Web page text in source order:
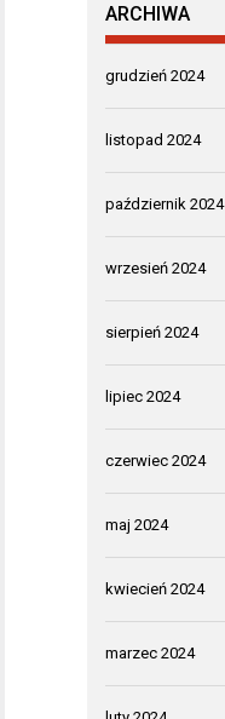
ARCHIWA
grudzień 2024
listopad 2024
październik 2024
wrzesień 2024
sierpień 2024
lipiec 2024
czerwiec 2024
maj 2024
kwiecień 2024
marzec 2024